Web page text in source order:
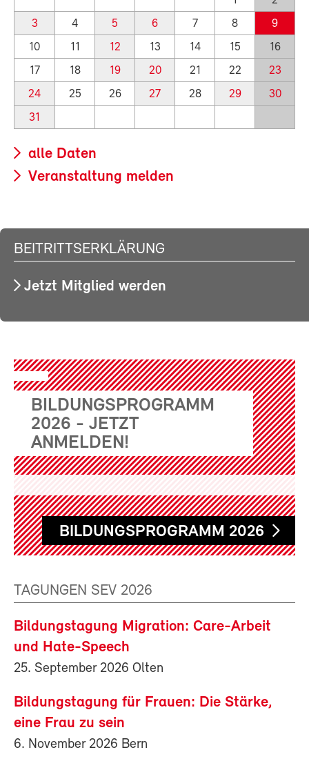
3
4 5 6 7 8
9
10
11 12 13 14 15
16
17
18 19 20 21 22
23
24
25 26 27 28 29
30
31
alle Daten
Veranstaltung melden
BEITRITTSERKLÄRUNG
Jetzt Mitglied werden
BILDUNGSPROGRAMM
2026 - JETZT
ANMELDEN!
BILDUNGSPROGRAMM 2026
TAGUNGEN SEV 2026
Bildungstagung Migration: Care-Arbeit
und Hate-Speech
25. September 2026 Olten
Bildungstagung für Frauen: Die Stärke,
eine Frau zu sein
6. November 2026 Bern